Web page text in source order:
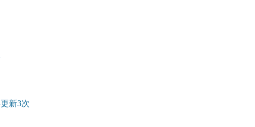
新3次